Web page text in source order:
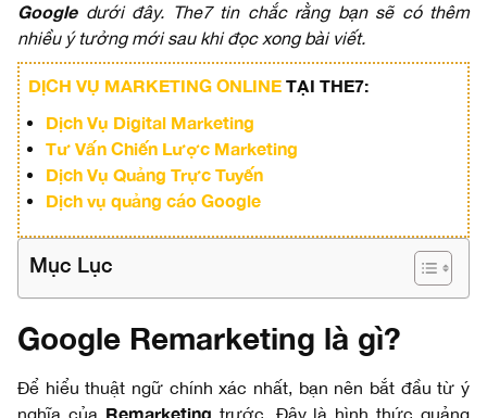
Googledưới đây. The7 tin chắc rằng bạn sẽ có thêm
nhiều ý tưởng mới sau khi đọc xong bài viết.
DỊCH VỤ MARKETING ONLINE TẠI THE7:
Dịch Vụ Digital Marketing
Tư Vấn Chiến Lược Marketing
Dịch Vụ Quảng Trực Tuyến
Dịch vụ quảng cáo Google
Mục Lục
Google Remarketing là gì?
Để hiểu thuật ngữ chính xác nhất, bạn nên bắt đầu từ ý
Remarketing